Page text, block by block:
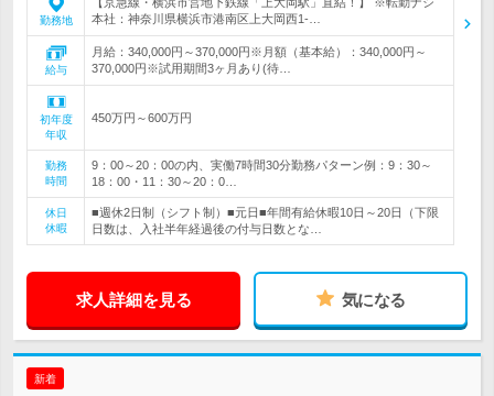
勤務地
本社：神奈川県横浜市港南区上大岡西1-…
給与
月給：340,000円～370,000円※月額（基本給）：340,000円～
370,000円※試用期間3ヶ月あり(待…
初年度
年収
450万円～600万円
勤務
時間
9：00～20：00の内、実働7時間30分勤務パターン例：9：30～
18：00・11：30～20：0…
休日
休暇
■週休2日制（シフト制）■元日■年間有給休暇10日～20日（下限
日数は、入社半年経過後の付与日数とな…
求人詳細を見る 気になる
新着